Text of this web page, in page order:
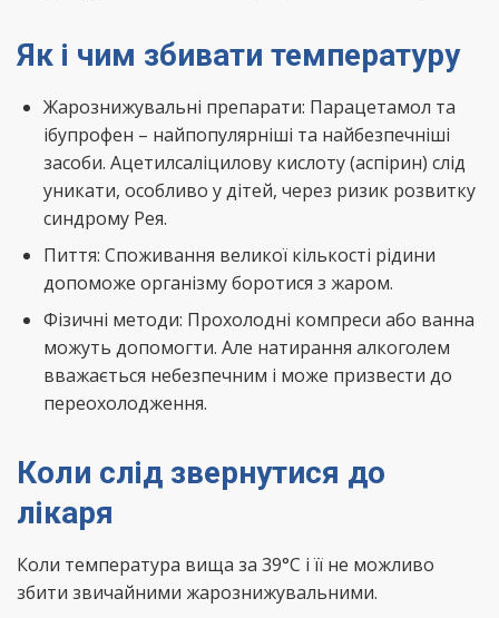
Як і чим збивати температуру
Жарознижувальні препарати: Парацетамол та
ібупрофен – найпопулярніші та найбезпечніші
засоби. Ацетилсаліцилову кислоту (аспірин) слід
уникати, особливо у дітей, через ризик розвитку
синдрому Рея.
Пиття: Споживання великої кількості рідини
допоможе організму боротися з жаром.
Фізичні методи: Прохолодні компреси або ванна
можуть допомогти. Але натирання алкоголем
вважається небезпечним і може призвести до
переохолодження.
Коли слід звернутися до
лікаря
Коли температура вища за 39°C і її не можливо
збити звичайними жарознижувальними.